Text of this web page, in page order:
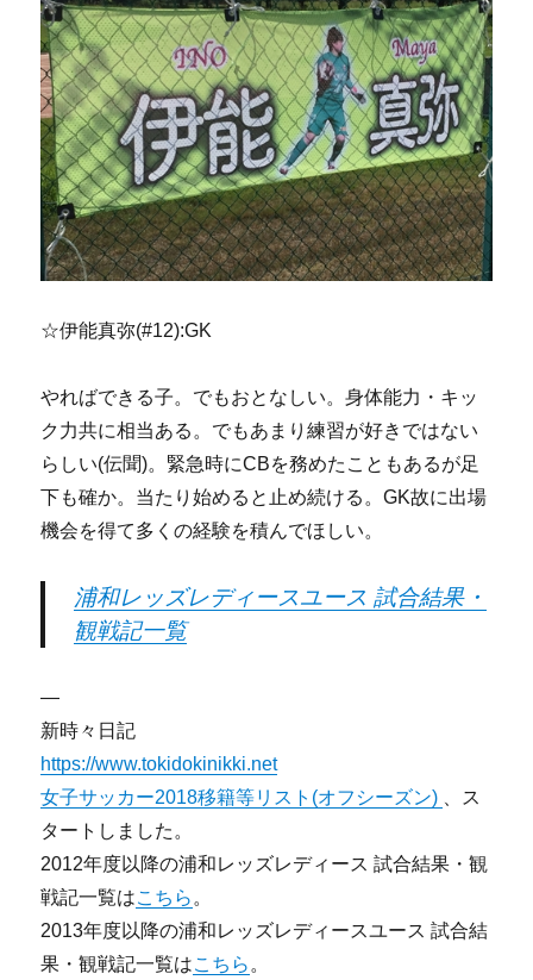
☆伊能真弥(#12):GK
やればできる子。でもおとなしい。身体能力・キッ
ク力共に相当ある。でもあまり練習が好きではない
らしい(伝聞)。緊急時にCBを務めたこともあるが足
下も確か。当たり始めると止め続ける。GK故に出場
機会を得て多くの経験を積んでほしい。
浦和レッズレディースユース 試合結果・
観戦記一覧
—
新時々日記
https://www.tokidokinikki.net
女子サッカー2018移籍等リスト(オフシーズン)
、ス
タートしました。
2012年度以降の浦和レッズレディース 試合結果・観
戦記一覧はこちら 。
2013年度以降の浦和レッズレディースユース 試合結
果・観戦記一覧はこちら 。